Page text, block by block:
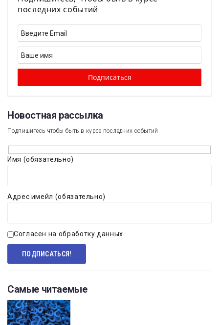
последних событий
Новостная рассылка​
Подпишитесь чтобы быть в курсе последних событий
Имя (обязательно)
Адрес имейл (обязательно)
Согласен на обработку данных
Самые читаемые